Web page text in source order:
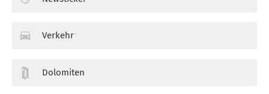
Verkehr
Dolomiten